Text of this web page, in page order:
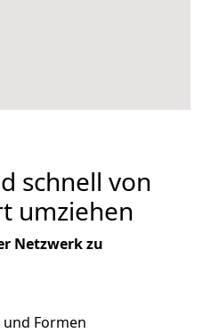
schnell von
umziehen
Netzwerk zu
Formen